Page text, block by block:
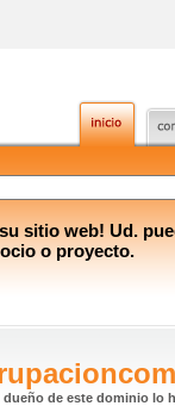
sitio web! Ud.
o proyecto.
dueño de este dominio lo